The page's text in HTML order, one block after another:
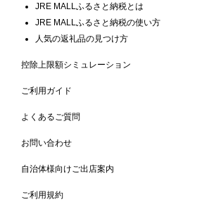
JRE MALLふるさと納税とは
JRE MALLふるさと納税の使い方
人気の返礼品の見つけ方
控除上限額シミュレーション
ご利用ガイド
よくあるご質問
お問い合わせ
自治体様向けご出店案内
ご利用規約